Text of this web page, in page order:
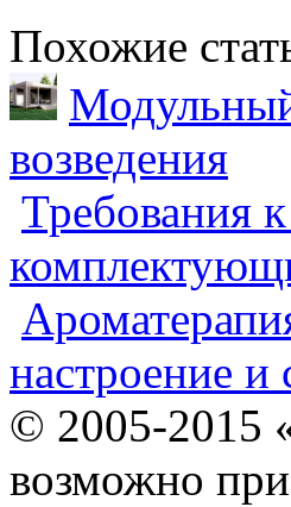
Похожие
возведения
Требования
настроение и
© 2005-2015
возможно